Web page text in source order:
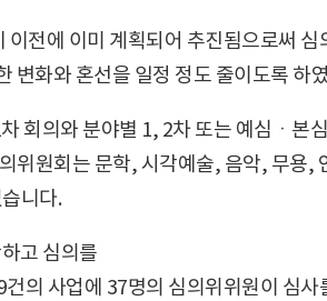
전에 이미 계획되어 추진됨으로써
변화와 혼선을 일정 정도 줄이도록 하
회의와 분야별 1, 2차 또는 예심ㆍ본
원회는 문학, 시각예술, 음악, 무용,
니다.
고 심의를
의 사업에 37명의 심의위위원이 심사